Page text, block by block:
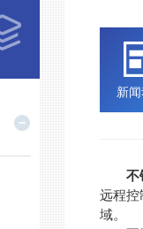
新
不
远程控
域。